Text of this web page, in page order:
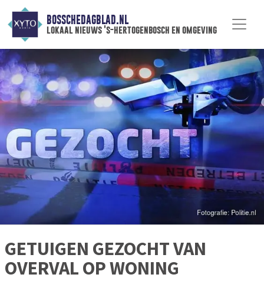
BOSSCHEDAGBLAD.NL
lokaal nieuws 's-hertogenbosch en omgeving
GETUIGEN GEZOCHT VAN
OVERVAL OP WONING